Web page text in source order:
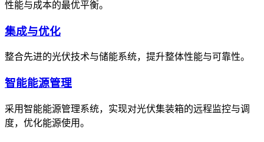
性能与成本的最优平衡。
集成与优化
整合先进的光伏技术与储能系统，提升整体性能与可靠性。
智能能源管理
采用智能能源管理系统，实现对光伏集装箱的远程监控与调
度，优化能源使用。